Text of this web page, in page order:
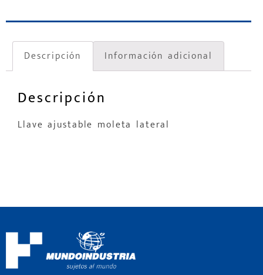
Descripción Información adicional
Descripción
Llave ajustable moleta lateral